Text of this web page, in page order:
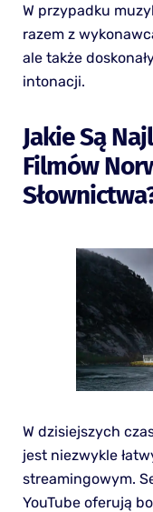
W przypadku
razem z
ale także
intonacji.
Jakie Są
Filmów
W dzisiejszych
jest niezwykle
streamingowym.
YouTube oferują